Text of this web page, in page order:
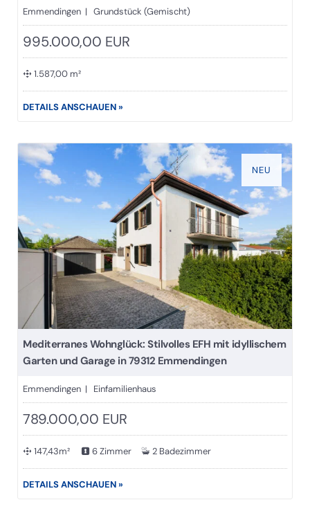
Emmendingen | Grundstück (Gemischt)
995.000,00 EUR
1.587,00 m²
DETAILS ANSCHAUEN »
NEU
Mediterranes Wohnglück: Stilvolles EFH mit idyllischem
Garten und Garage in 79312 Emmendingen
Emmendingen | Einfamilienhaus
789.000,00 EUR
147,43m² 6 Zimmer 2 Badezimmer
DETAILS ANSCHAUEN »